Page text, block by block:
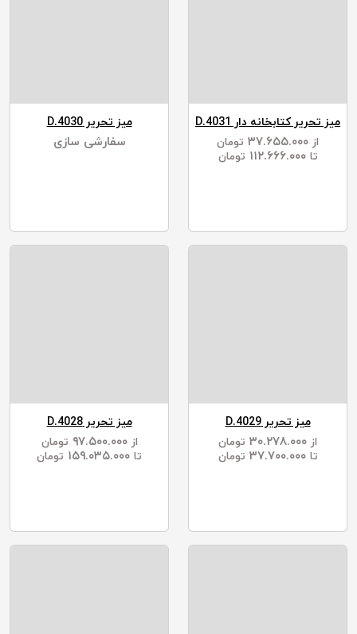
میز تحریر کتابخانه دار D.4031
از
تومان
تا ۱۱۲.۶۶۶.۰۰۰ تومان
میز تحریر D.4030
سفارشی سازی
میز تحریر D.4029
از
تومان
تا ۳۷.۷۰۰.۰۰۰ تومان
میز تحریر D.4028
از ۹۷.۵۰۰.۰۰۰
تومان
تا
تومان